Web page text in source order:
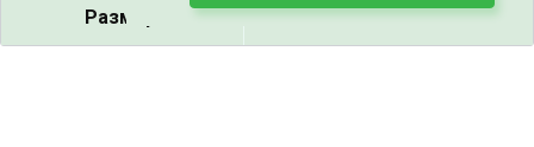
Размер: 36.79 ГБ